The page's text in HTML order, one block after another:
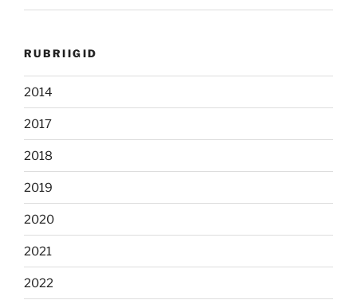
RUBRIIGID
2014
2017
2018
2019
2020
2021
2022